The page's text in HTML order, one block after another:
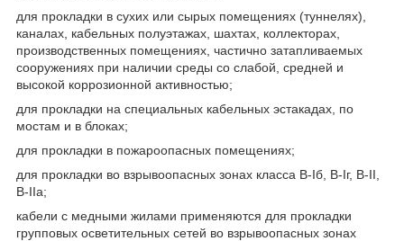
для прокладки в сухих или сырых помещениях (туннелях),
каналах, кабельных полуэтажах, шахтах, коллекторах,
производственных помещениях, частично затапливаемых
сооружениях при наличии среды со слабой, средней и
высокой коррозионной активностью;
для прокладки на специальных кабельных эстакадах, по
мостам и в блоках;
для прокладки в пожароопасных помещениях;
для прокладки во взрывоопасных зонах класса B-Iб, B-Iг, В-II,
В-IIа;
кабели с медными жилами применяются для прокладки
групповых осветительных сетей во взрывоопасных зонах